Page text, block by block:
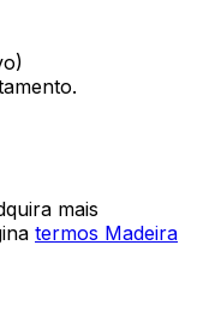
mais
termos Madeira